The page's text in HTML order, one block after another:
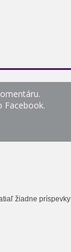
Facebook.
žiadne príspevky